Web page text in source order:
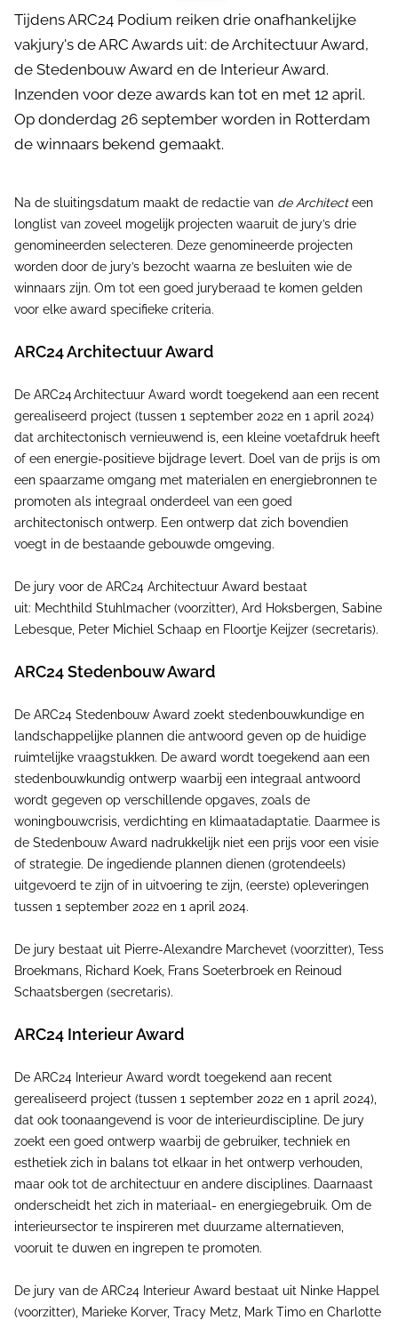
Tijdens ARC24 Podium reiken drie onafhankelijke
vakjury's de ARC Awards uit: de Architectuur Award,
de Stedenbouw Award en de Interieur Award.
Inzenden voor deze awards kan tot en met 12 april.
Op donderdag 26 september worden in Rotterdam
de winnaars bekend gemaakt.
Na de sluitingsdatum maakt de redactie van de Architecteen
longlist van zoveel mogelijk projecten waaruit de jury’s drie
genomineerden selecteren. Deze genomineerde projecten
worden door de jury’s bezocht waarna ze besluiten wie de
winnaars zijn. Om tot een goed juryberaad te komen gelden
voor elke award specifieke criteria.
ARC24 Architectuur Award
De ARC24 Architectuur Award wordt toegekend aan een recent
gerealiseerd project (tussen 1 september 2022 en 1 april 2024)
dat architectonisch vernieuwend is, een kleine voetafdruk heeft
of een energie-positieve bijdrage levert. Doel van de prijs is om
een spaarzame omgang met materialen en energiebronnen te
promoten als integraal onderdeel van een goed
architectonisch ontwerp. Een ontwerp dat zich bovendien
voegt in de bestaande gebouwde omgeving.
De jury voor de ARC24 Architectuur Award bestaat
uit: Mechthild Stuhlmacher (voorzitter), Ard Hoksbergen, Sabine
Lebesque, Peter Michiel Schaap en Floortje Keijzer (secretaris).
ARC24 Stedenbouw Award
De ARC24 Stedenbouw Award zoekt stedenbouwkundige en
landschappelijke plannen die antwoord geven op de huidige
ruimtelijke vraagstukken. De award wordt toegekend aan een
stedenbouwkundig ontwerp waarbij een integraal antwoord
wordt gegeven op verschillende opgaves, zoals de
woningbouwcrisis, verdichting en klimaatadaptatie. Daarmee is
de Stedenbouw Award nadrukkelijk niet een prijs voor een visie
of strategie. De ingediende plannen dienen (grotendeels)
uitgevoerd te zijn of in uitvoering te zijn, (eerste) opleveringen
tussen 1 september 2022 en 1 april 2024.
De jury bestaat uit Pierre-Alexandre Marchevet (voorzitter), Tess
Broekmans, Richard Koek, Frans Soeterbroek en Reinoud
Schaatsbergen (secretaris).
ARC24 Interieur Award
De ARC24 Interieur Award wordt toegekend aan recent
gerealiseerd project (tussen 1 september 2022 en 1 april 2024),
dat ook toonaangevend is voor de interieurdiscipline. De jury
zoekt een goed ontwerp waarbij de gebruiker, techniek en
esthetiek zich in balans tot elkaar in het ontwerp verhouden,
maar ook tot de architectuur en andere disciplines. Daarnaast
onderscheidt het zich in materiaal- en energiegebruik. Om de
interieursector te inspireren met duurzame alternatieven,
vooruit te duwen en ingrepen te promoten.
De jury van de ARC24 Interieur Award bestaat uit Ninke Happel
(voorzitter), Marieke Korver, Tracy Metz, Mark Timo en Charlotte